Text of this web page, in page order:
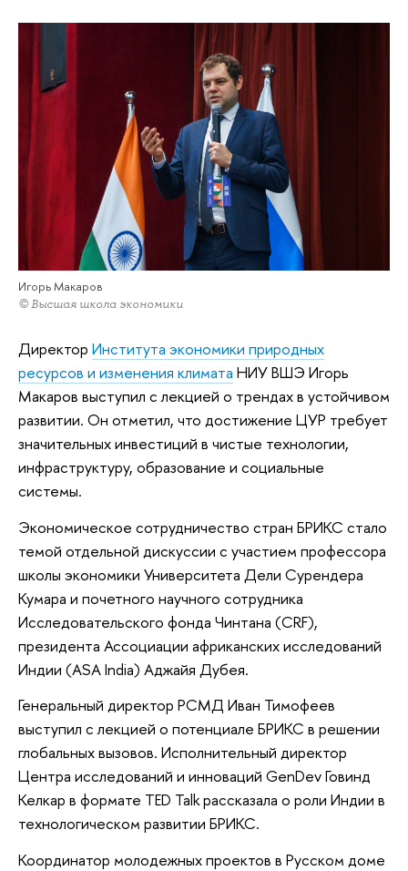
Игорь Макаров
© Высшая школа экономики
Директор Института экономики природных
ресурсов и изменения климата НИУ ВШЭ Игорь
Макаров выступил с лекцией о трендах в устойчивом
развитии. Он отметил, что достижение ЦУР требует
значительных инвестиций в чистые технологии,
инфраструктуру, образование и социальные
системы.
Экономическое сотрудничество стран БРИКС стало
темой отдельной дискуссии с участием профессора
школы экономики Университета Дели Сурендера
Кумара и почетного научного сотрудника
Исследовательского фонда Чинтана (CRF),
президента Ассоциации африканских исследований
Индии (ASA India) Аджайя Дубея.
Генеральный директор РСМД Иван Тимофеев
выступил с лекцией о потенциале БРИКС в решении
глобальных вызовов. Исполнительный директор
Центра исследований и инноваций GenDev Говинд
Келкар в формате TED Talk рассказала о роли Индии в
технологическом развитии БРИКС.
Координатор молодежных проектов в Русском доме